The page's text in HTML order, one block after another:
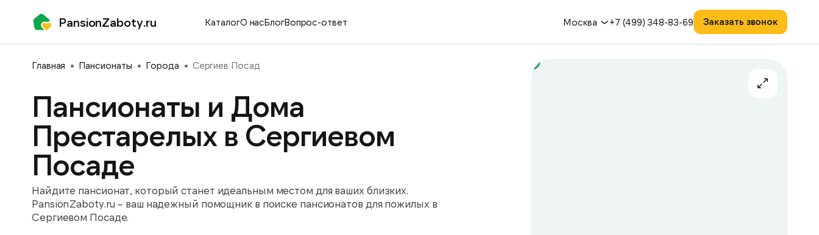
PansionZaboty.ru КаталогО насБлогВопрос-ответ Москва +7 (499) 348-83-69 Заказать звонок
Главная Пансионаты Города Сергиев Посад
Пансионаты и Дома
Престарелых в Сергиевом
Посаде
Найдите пансионат, который станет идеальным местом для ваших близких.
PansionZaboty.ru – ваш надежный помощник в поиске пансионатов для пожилых в
Сергиевом Посаде.